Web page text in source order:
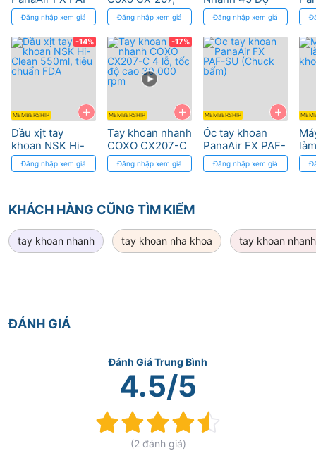
SU (Chuck bấm)
Đăng nhập xem giá
+
-14%
MEMBERSHIP
Dầu xịt tay
khoan NSK Hi-
Clean 550ml,
tiêu chuẩn FDA
Đăng nhập xem giá
Ceramic công
nghệ Đức
Đăng nhập xem giá
+
-17%
MEMBERSHIP
Tay khoan nhanh
COXO CX207-C
4 lỗ, tốc độ cao
30.000 rpm
Đăng nhập xem giá
Coxo Đèn LED
và Bạc Đạn
Myonic
Đăng nhập xem giá
+
MEMBERSHIP
Óc tay khoan
PanaAir FX PAF-
SU (Chuck bấm)
Đăng nhập xem giá
với
KHÁCH HÀNG CŨNG TÌM KIẾM
tay khoan nhanh tay khoan nha khoa tay khoan
ĐÁNH GIÁ
Đánh Giá Trung Bình
4.5/5
(2 đánh giá)